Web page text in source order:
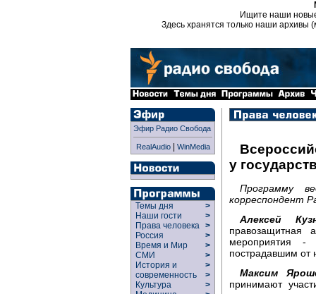
Ищите наши
Здесь хранятся только наши архивы
Эфир Радио Свобода
RealAudio| WinMedia
Темы дня
>
Наши гости
>
Права человека >
Россия
>
Время и Мир
>
СМИ
>
История и
современность
>
>
Культура
>
у
Программу
корреспондент
Алексей
правозащитная
мероприятия -
пострадавшим от
Максим
принимают